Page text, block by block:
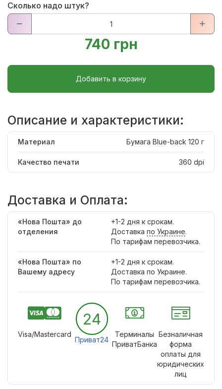
Сколько надо штук?
740 грн
Добавить в корзину
Описание и характеристики:
Материал Бумага Blue-back 120 г
Качество печати 360 dpi
Доставка и Оплата:
«Нова Пошта» до
отделения
+1-2 дня к срокам.
Доставка по Украине.
По тарифам перевозчика.
«Нова Пошта» по
Вашему адресу
+1-2 дня к срокам.
Доставка по Украине.
По тарифам перевозчика.
Visa/Mastercard
24
Приват24
Терминалы
ПриватБанка
Безналичная
форма
оплаты для
юридических
лиц